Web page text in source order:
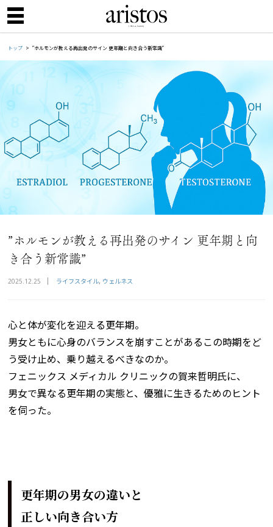
トップ ”ホルモンが教える再出発のサイン 更年期と向き合う新常識”
”ホルモンが教える再出発のサイン 更年期と向
き合う新常識”
2025.12.25 ライフスタイル ウェルネス
心と体が変化を迎える更年期。
男女ともに心身のバランスを崩すことがあるこの時期をど
う受け止め、乗り越えるべきなのか。
フェニックス メディカル クリニックの賀来哲明氏に、
男女で異なる更年期の実態と、優雅に生きるためのヒント
を伺った。
更年期の男女の違いと
正しい向き合い方